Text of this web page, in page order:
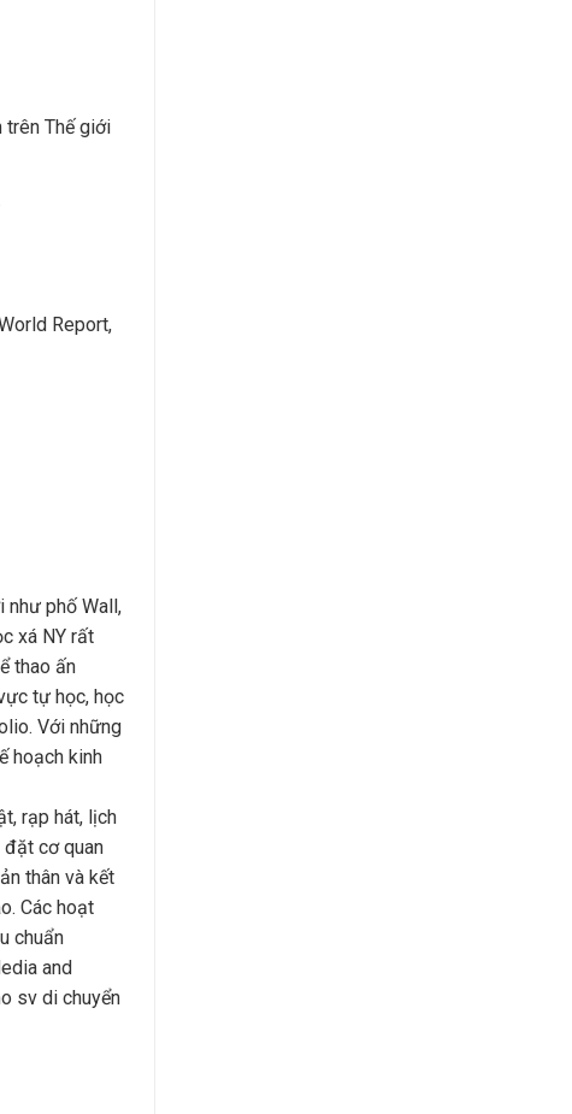
trên Thế giới
Report,
như phố Wall,
xá NY rất
thao ấn
tự học, học
Với những
hoạch kinh
rạp hát, lịch
đặt cơ quan
thân và kết
Các hoạt
chuẩn
and
sv di chuyển